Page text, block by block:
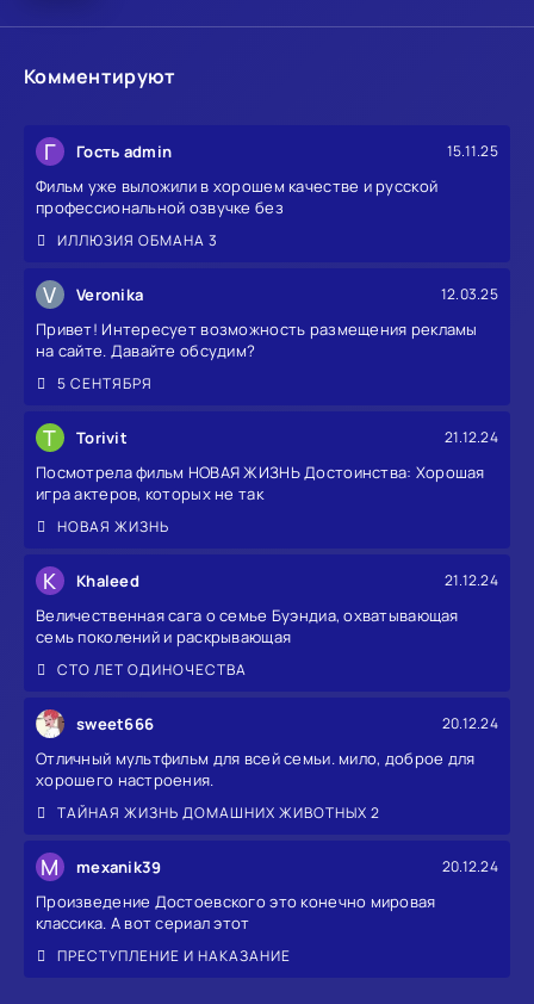
Комментируют
Г Гость admin 15.11.25
Фильм уже выложили в хорошем качестве и русской
профессиональной озвучке без
ИЛЛЮЗИЯ ОБМАНА 3
V Veronika 12.03.25
Привет! Интересует возможность размещения рекламы
на сайте. Давайте обсудим?
5 СЕНТЯБРЯ
T Torivit 21.12.24
Посмотрела фильм НОВАЯ ЖИЗНЬ Достоинства: Хорошая
игра актеров, которых не так
НОВАЯ ЖИЗНЬ
K Khaleed 21.12.24
Величественная сага о семье Буэндиа, охватывающая
семь поколений и раскрывающая
СТО ЛЕТ ОДИНОЧЕСТВА
sweet666 20.12.24
Отличный мультфильм для всей семьи. мило, доброе для
хорошего настроения.
ТАЙНАЯ ЖИЗНЬ ДОМАШНИХ ЖИВОТНЫХ 2
M mexanik39 20.12.24
Произведение Достоевского это конечно мировая
классика. А вот сериал этот
ПРЕСТУПЛЕНИЕ И НАКАЗАНИЕ